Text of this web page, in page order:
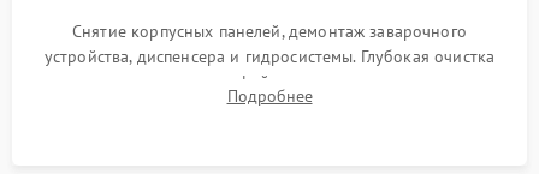
Снятие корпусных панелей, демонтаж заварочного
устройства, диспенсера и гидросистемы. Глубокая очистка
внутренних узлов от кофейных масел, жмыха и накипи.
Промывка дренажных каналов и фильтров с использованием
Подробнее